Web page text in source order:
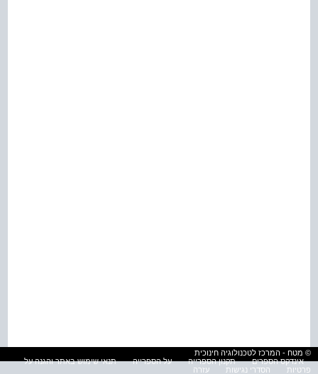
© מטח - המרכז לטכנולוגיה חינוכית
אינדקס הספרים
תקנון הספרייה על הספרייה
תנאי שימוש באתר והגנה על
פרטיות
הסדרי נגישות עזרה